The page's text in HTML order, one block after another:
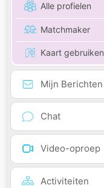
Alle profielen
Matchmaker
Kaart gebruiken
Mijn Berichten
Chat
Video-oproep
Activiteiten